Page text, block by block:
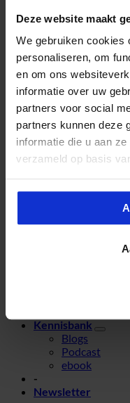
Deze website maakt
We gebruiken cookies
personaliseren, om
en om ons
informatie over uw
partners voor social
partners kunnen deze
informatie die u aan
verzameld op basis
VOV lerend
Contact
Congresadvies
Sandra Donkers
Tel. 040 – 2 972 770
Zoeken
Kennisbank
Blogs
Podcast
ebook
-
Newsletter